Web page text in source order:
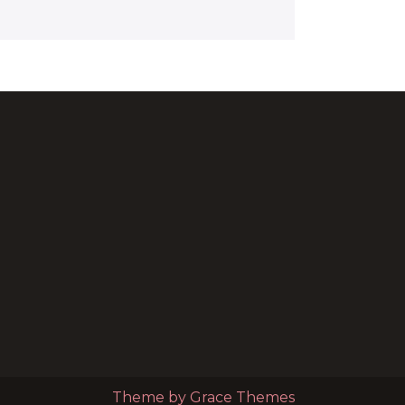
Theme by Grace Themes